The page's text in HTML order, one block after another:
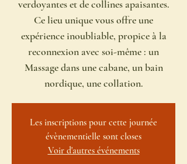
verdoyantes et de collines apaisantes.
Ce lieu unique vous offre une
expérience inoubliable, propice à la
reconnexion avec soi-même : un
Massage dans une cabane, un bain
nordique, une collation.
Les inscriptions pour cette journée
évènementielle sont closes
Voir d'autres événements